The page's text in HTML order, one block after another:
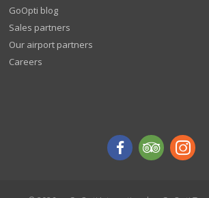
GoOpti blog
Sales partners
Our airport partners
Careers